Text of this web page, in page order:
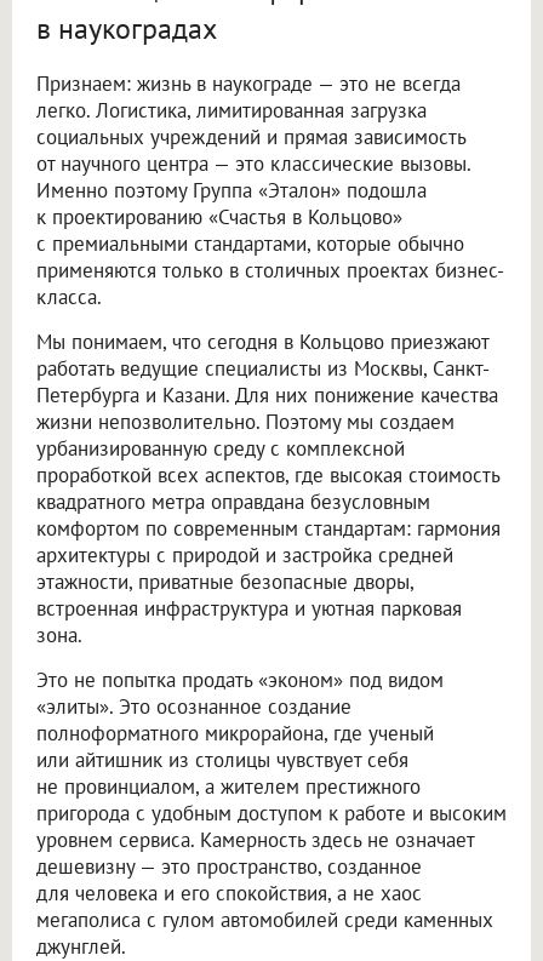
в наукоградах
Признаем: жизнь в наукограде — это не всегда
легко. Логистика, лимитированная загрузка
социальных учреждений и прямая зависимость
от научного центра — это классические вызовы.
Именно поэтому Группа «Эталон» подошла
к проектированию «Счастья в Кольцово»
с премиальными стандартами, которые обычно
применяются только в столичных проектах бизнес-
класса.
Мы понимаем, что сегодня в Кольцово приезжают
работать ведущие специалисты из Москвы, Санкт-
Петербурга и Казани. Для них понижение качества
жизни непозволительно. Поэтому мы создаем
урбанизированную среду с комплексной
проработкой всех аспектов, где высокая стоимость
квадратного метра оправдана безусловным
комфортом по современным стандартам: гармония
архитектуры с природой и застройка средней
этажности, приватные безопасные дворы,
встроенная инфраструктура и уютная парковая
зона.
Это не попытка продать «эконом» под видом
«элиты». Это осознанное создание
полноформатного микрорайона, где ученый
или айтишник из столицы чувствует себя
не провинциалом, а жителем престижного
пригорода с удобным доступом к работе и высоким
уровнем сервиса. Камерность здесь не означает
дешевизну — это пространство, созданное
для человека и его спокойствия, а не хаос
мегаполиса с гулом автомобилей среди каменных
джунглей.